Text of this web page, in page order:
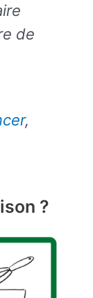
de
,
?